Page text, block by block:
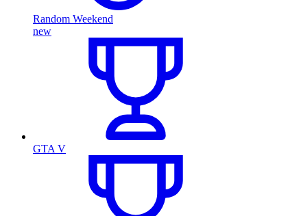
Random Weekend
new
GTA V